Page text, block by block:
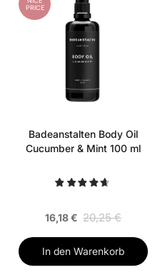
PRICE
Badeanstalten Body Oil
Cucumber & Mint 100 ml
16,18 € 20,25 €
In den Warenkorb